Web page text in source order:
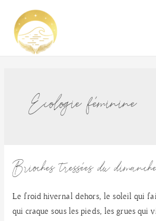
contenu
Ecologie féminine
Brioches tressées du
Le froid hivernal dehors, le soleil qui
qui craque sous les pieds, les grues qui